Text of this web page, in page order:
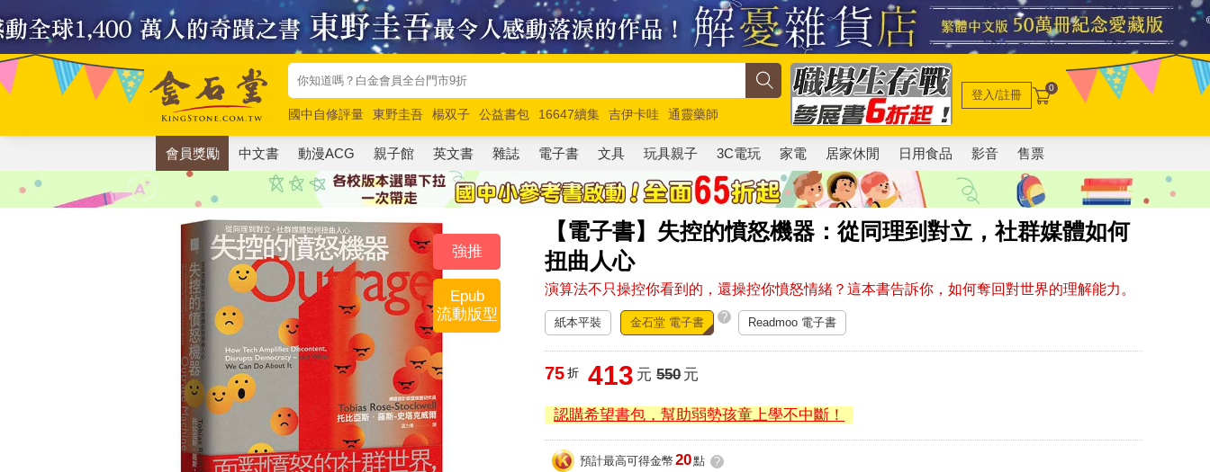
國中自修評量 東野圭吾 楊双子 公益書包 16647續集 吉伊卡哇
通靈藥師
唯紅花綻放
奧德賽 路邊攤新作 馬斯克 玩具總動員5 超慢跑
登入/註冊 0
會員獎勵 中文書 動漫ACG 親子館 英文書 雜誌 電子書 文具 玩具親子 3C電玩 家電 居家休閒 日用食品 影音 售票
【電子書】失控的憤怒機器：從同理到對立，社群媒體如何
扭曲人心
演算法不只操控你看到的，還操控你憤怒情緒？這本書告訴你，如何奪回對世界的理解能力。
強推
Epub
流動版型
紙本平裝 金石堂 電子書 ? Readmoo 電子書
75 折 413 元 550元
認購希望書包，幫助弱勢孩童上學不中斷！
預計最高可得金幣 20點 ?